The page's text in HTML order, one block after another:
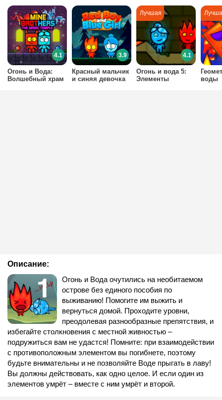
Описание:
Огонь и Вода очутились на необитаемом
острове без единого пособия по
выживанию! Помогите им выжить и
вернуться домой. Проходите уровни,
преодолевая разнообразные препятствия, и
избегайте столкновения с местной живностью –
подружиться вам не удастся! Помните: при взаимодействии
с противоположным элементом вы погибнете, поэтому
будьте внимательны и не позволяйте Воде прыгать в лаву!
Вы должны действовать, как одно целое. И если один из
элементов умрёт – вместе с ним умрёт и второй.
Огонь и Вода:
Волшебный храм
4.1
Красный мальчик
и синяя девочка
3.9
Огонь и вода 5:
Элементы
4.1
воды